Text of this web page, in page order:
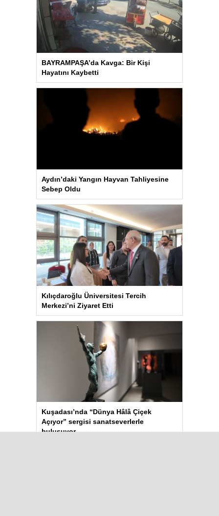
BAYRAMPAŞA’da Kavga: Bir Kişi
Hayatını Kaybetti
Aydın’daki Yangın Hayvan Tahliyesine
Sebep Oldu
Kılıçdaroğlu Üniversitesi Tercih
Merkezi’ni Ziyaret Etti
Kuşadası’nda “Dünya Hâlâ Çiçek
Açıyor” sergisi sanatseverlerle
buluşuyor